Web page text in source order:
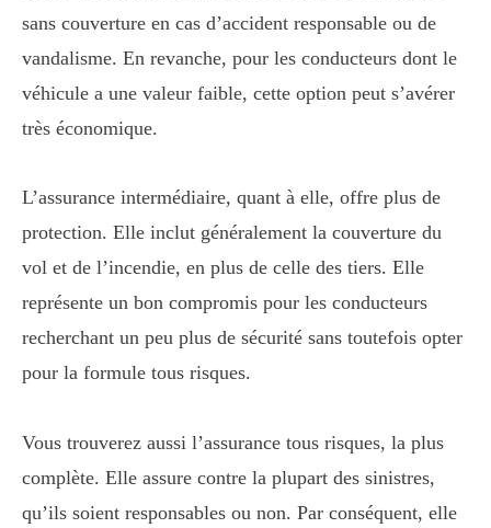
sans couverture en cas d’accident responsable ou de
vandalisme. En revanche, pour les conducteurs dont le
véhicule a une valeur faible, cette option peut s’avérer
très économique.
L’assurance intermédiaire, quant à elle, offre plus de
protection. Elle inclut généralement la couverture du
vol et de l’incendie, en plus de celle des tiers. Elle
représente un bon compromis pour les conducteurs
recherchant un peu plus de sécurité sans toutefois opter
pour la formule tous risques.
Vous trouverez aussi l’assurance tous risques, la plus
complète. Elle assure contre la plupart des sinistres,
qu’ils soient responsables ou non. Par conséquent, elle